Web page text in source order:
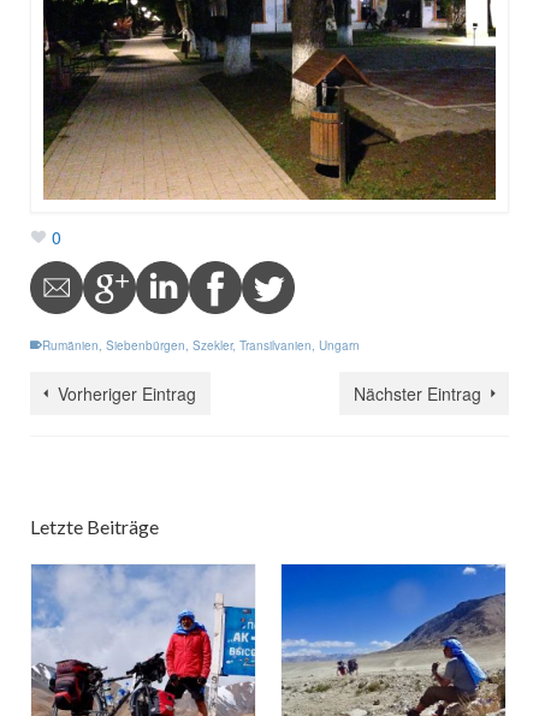
0
Rumänien, Siebenbürgen, Szekler, Transilvanien, Ungarn
Vorheriger Eintrag Nächster Eintrag
Letzte Beiträge